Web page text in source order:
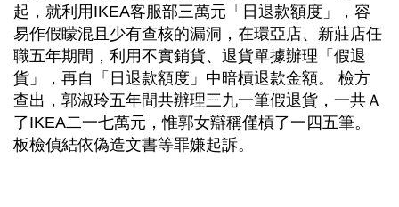
起，就利用IKEA客服部三萬元「日退款額度」，容
易作假矇混且少有查核的漏洞，在環亞店、新莊店任
職五年期間，利用不實銷貨、退貨單據辦理「假退
貨」，再自「日退款額度」中暗槓退款金額。 檢方
查出，郭淑玲五年間共辦理三九一筆假退貨，一共Ａ
了IKEA二一七萬元，惟郭女辯稱僅槓了一四五筆。
板檢偵結依偽造文書等罪嫌起訴。